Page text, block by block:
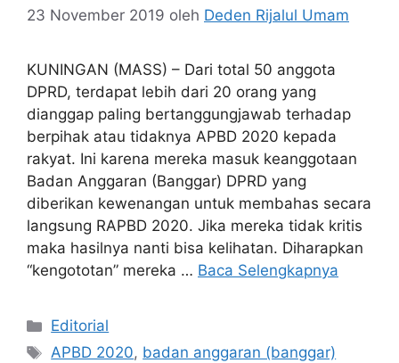
23 November 2019 oleh Deden Rijalul Umam
KUNINGAN (MASS) – Dari total 50 anggota
DPRD, terdapat lebih dari 20 orang yang
dianggap paling bertanggungjawab terhadap
berpihak atau tidaknya APBD 2020 kepada
rakyat. Ini karena mereka masuk keanggotaan
Badan Anggaran (Banggar) DPRD yang
diberikan kewenangan untuk membahas secara
langsung RAPBD 2020. Jika mereka tidak kritis
maka hasilnya nanti bisa kelihatan. Diharapkan
“kengototan” mereka … Baca Selengkapnya
Kategori
Editorial
Tag
APBD 2020, badan anggaran (banggar)